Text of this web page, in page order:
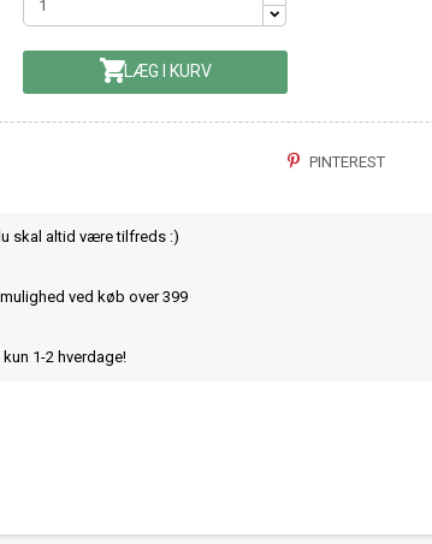
LÆG I KURV
PINTEREST
skal altid være tilfreds :)
ved køb over 399
1-2 hverdage!